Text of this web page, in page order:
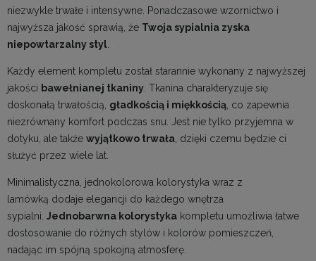
niezwykle trwałe i intensywne. Ponadczasowe wzornictwo i
najwyższa jakość sprawią, że Twoja sypialnia zyska
niepowtarzalny styl
Każdy element kompletu został starannie wykonany z najwyższej
jakości bawełnianej tkaniny . Tkanina charakteryzuje się
doskonałą trwałością, gładkością i miękkością , co zapewnia
niezrównany komfort podczas snu. Jest nie tylko przyjemna w
dotyku, ale także wyjątkowo trwała , dzięki czemu będzie ci
służyć przez wiele lat.
Minimalistyczna, jednokolorowa kolorystyka wraz z
lamówką dodaje elegancji do każdego wnętrza
sypialni. Jednobarwna kolorystyka kompletu umożliwia łatwe
dostosowanie do różnych stylów i kolorów pomieszczeń,
nadając im spójną spokojną atmosferę.